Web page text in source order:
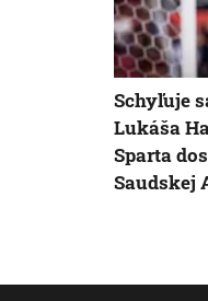
Schyľuje
Lukáša
Sparta
Saudskej